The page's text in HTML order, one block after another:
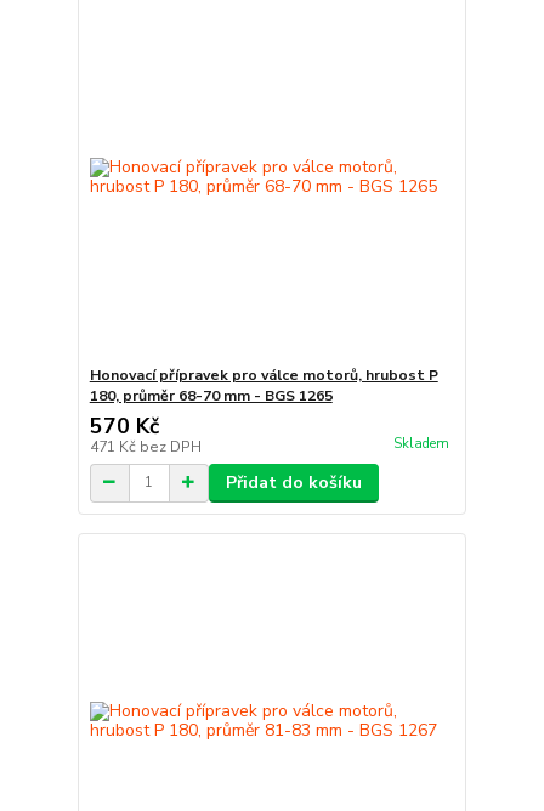
Honovací přípravek pro válce motorů, hrubost P
180, průměr 68-70 mm - BGS 1265
570 Kč
471 Kč bez DPH Skladem
Přidat do košíku